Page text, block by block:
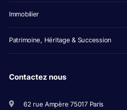
Immobilier
Patrimoine, Héritage & Succession
Contactez nous
62 rue Ampère 75017 Paris